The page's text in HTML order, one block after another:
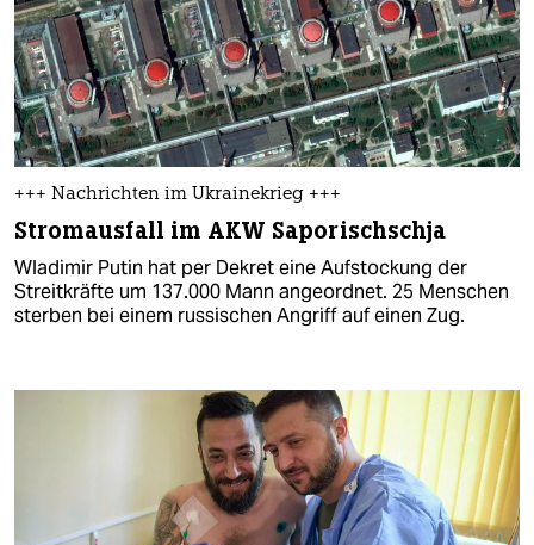
+++ Nachrichten im Ukrainekrieg +++
Stromausfall im AKW Saporischschja
Wladimir Putin hat per Dekret eine Aufstockung der
Streitkräfte um 137.000 Mann angeordnet. 25 Menschen
sterben bei einem russischen Angriff auf einen Zug.